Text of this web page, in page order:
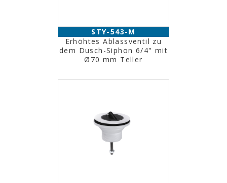
STY-543-M
Erhöhtes Ablassventil zu
dem Dusch-Siphon 6/4" mit
Ø70 mm Teller